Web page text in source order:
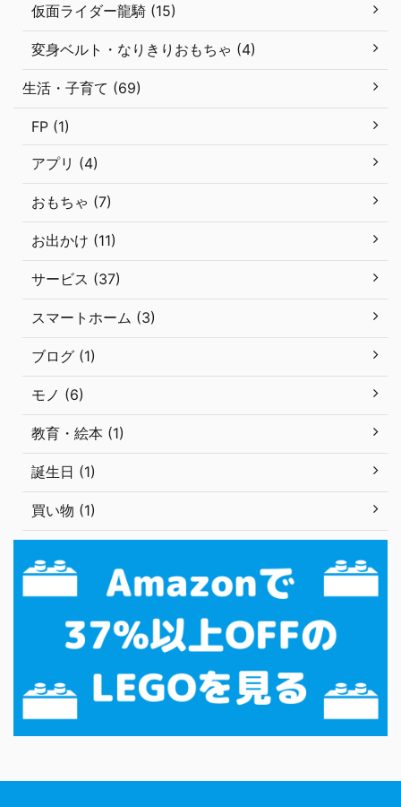
仮面ライダー龍騎 (15)
変身ベルト・なりきりおもちゃ (4)
生活・子育て (69)
FP (1)
アプリ (4)
おもちゃ (7)
お出かけ (11)
サービス (37)
スマートホーム (3)
ブログ (1)
モノ (6)
教育・絵本 (1)
誕生日 (1)
買い物 (1)